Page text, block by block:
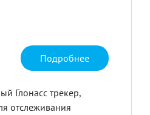
Подробнее
Глонасс трекер,
отслеживания